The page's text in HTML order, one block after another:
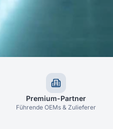
Premium-Partner
Führende OEMs & Zulieferer